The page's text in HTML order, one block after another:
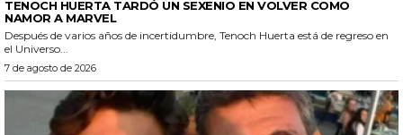
TENOCH HUERTA TARDÓ UN SEXENIO EN VOLVER COMO
NAMOR A MARVEL
Después de varios años de incertidumbre, Tenoch Huerta está de regreso en
el Universo...
7 de agosto de 2026